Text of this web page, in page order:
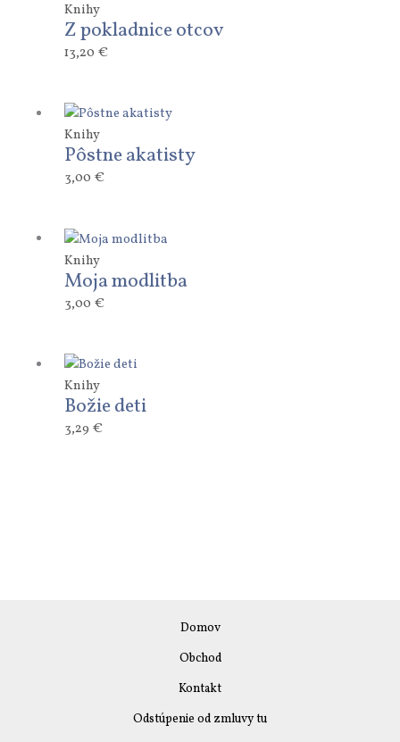
Knihy
Z pokladnice otcov
13,20 €
Knihy
Pôstne akatisty
3,00 €
Knihy
Moja modlitba
3,00 €
Knihy
Božie deti
3,29 €
Domov
Obchod
Kontakt
Odstúpenie od zmluvy tu